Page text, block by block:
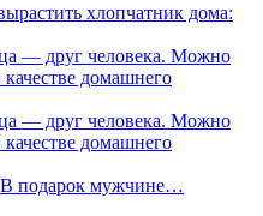
хлопчатник дома:
— друг человека. Можно
домашнего
— друг человека. Можно
домашнего
В подарок мужчине…